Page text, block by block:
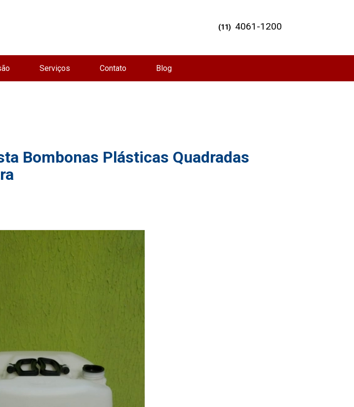
Serviços Contato Blog
(11) 4061-1200
Bombonas Plásticas Quadradas